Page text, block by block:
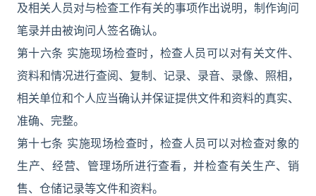
及相关人员对与检查工作有关的事项作出说明，制作询问
笔录并由被询问人签名确认。
第十六条 实施现场检查时，检查人员可以对有关文件、
资料和情况进行查阅、复制、记录、录音、录像、照相，
相关单位和个人应当确认并保证提供文件和资料的真实、
准确、完整。
第十七条 实施现场检查时，检查人员可以对检查对象的
生产、经营、管理场所进行查看，并检查有关生产、销
售、仓储记录等文件和资料。